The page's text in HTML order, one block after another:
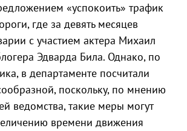
«успокоить» трафик
где за девять месяцев
с участием актера Михаил
Эдварда Била. Однако, по
в департаменте посчитали
поскольку, по мнению
ведомства, такие меры могут
времени движения